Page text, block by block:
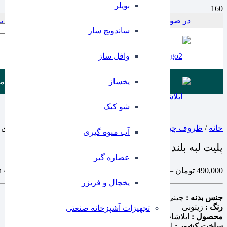
در صورت بروز مشکل در پرداخت با این شماره در ارتباط باشید
Products search
بویلر
ساندویچ ساز
وافل ساز
یخساز
شو کیک
آب میوه گیری
عصاره گیر
یخچال و فریزر
تجهیزات آشپزخانه صنعتی
خانه / ظروف چینی / پلیت لبه بلند corewill زیتونی یک عددی ایلا
پلیت لبه بلند corewill زیتونی یک عددی ایلا
490,000 تومان –
جنس بدنه : چینی
رنگ : زیتونی
محصول : ایلاشاپ